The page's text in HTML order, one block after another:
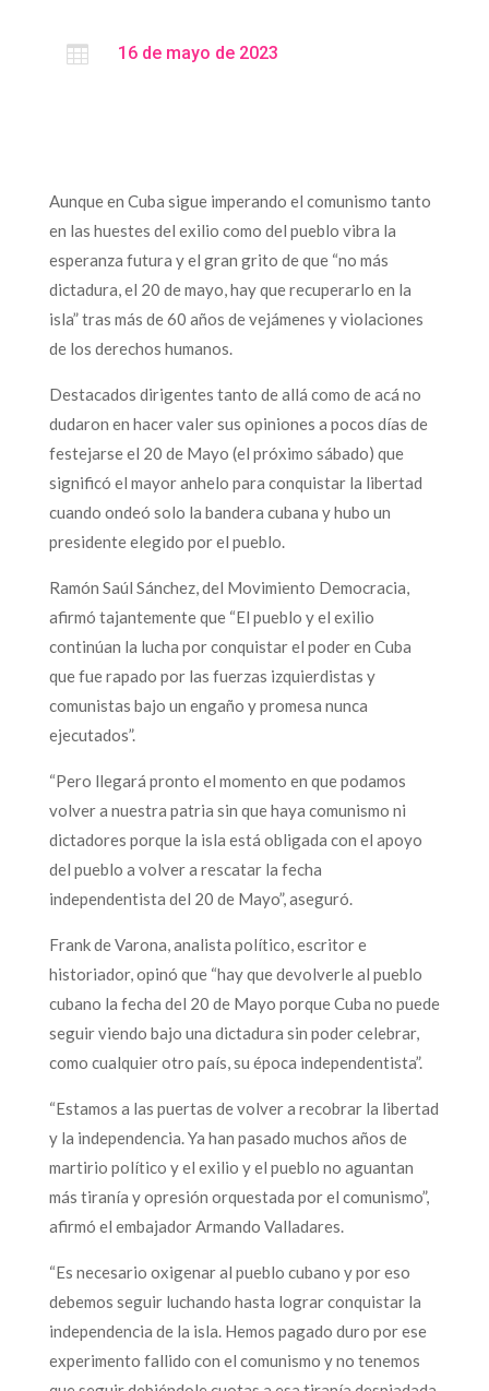
 16 de mayo de 2023
Aunque en Cuba sigue imperando el comunismo tanto
en las huestes del exilio como del pueblo vibra la
esperanza futura y el gran grito de que “no más
dictadura, el 20 de mayo, hay que recuperarlo en la
isla” tras más de 60 años de vejámenes y violaciones
de los derechos humanos.
Destacados dirigentes tanto de allá como de acá no
dudaron en hacer valer sus opiniones a pocos días de
festejarse el 20 de Mayo (el próximo sábado) que
significó el mayor anhelo para conquistar la libertad
cuando ondeó solo la bandera cubana y hubo un
presidente elegido por el pueblo.
Ramón Saúl Sánchez, del Movimiento Democracia,
afirmó tajantemente que “El pueblo y el exilio
continúan la lucha por conquistar el poder en Cuba
que fue rapado por las fuerzas izquierdistas y
comunistas bajo un engaño y promesa nunca
ejecutados”.
“Pero llegará pronto el momento en que podamos
volver a nuestra patria sin que haya comunismo ni
dictadores porque la isla está obligada con el apoyo
del pueblo a volver a rescatar la fecha
independentista del 20 de Mayo”, aseguró.
Frank de Varona, analista político, escritor e
historiador, opinó que “hay que devolverle al pueblo
cubano la fecha del 20 de Mayo porque Cuba no puede
seguir viendo bajo una dictadura sin poder celebrar,
como cualquier otro país, su época independentista”.
“Estamos a las puertas de volver a recobrar la libertad
y la independencia. Ya han pasado muchos años de
martirio político y el exilio y el pueblo no aguantan
más tiranía y opresión orquestada por el comunismo”,
afirmó el embajador Armando Valladares.
“Es necesario oxigenar al pueblo cubano y por eso
debemos seguir luchando hasta lograr conquistar la
independencia de la isla. Hemos pagado duro por ese
experimento fallido con el comunismo y no tenemos